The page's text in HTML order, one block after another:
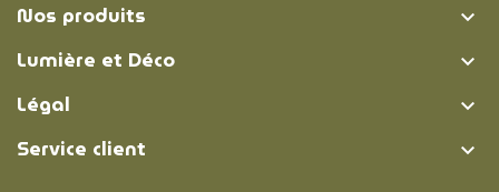
Nos produits 
Lumière et Déco 
Légal 
Service client 